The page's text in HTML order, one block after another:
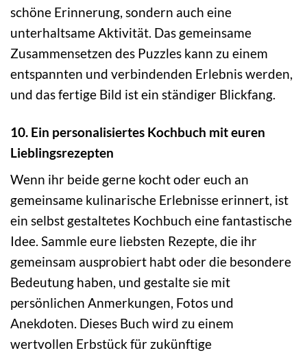
schöne Erinnerung, sondern auch eine
unterhaltsame Aktivität. Das gemeinsame
Zusammensetzen des Puzzles kann zu einem
entspannten und verbindenden Erlebnis werden,
und das fertige Bild ist ein ständiger Blickfang.
10. Ein personalisiertes Kochbuch mit euren
Lieblingsrezepten
Wenn ihr beide gerne kocht oder euch an
gemeinsame kulinarische Erlebnisse erinnert, ist
ein selbst gestaltetes Kochbuch eine fantastische
Idee. Sammle eure liebsten Rezepte, die ihr
gemeinsam ausprobiert habt oder die besondere
Bedeutung haben, und gestalte sie mit
persönlichen Anmerkungen, Fotos und
Anekdoten. Dieses Buch wird zu einem
wertvollen Erbstück für zukünftige